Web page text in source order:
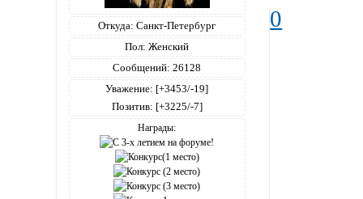
Откуда: Санкт-Петербург
Пол: Женский
Сообщений: 26128
Уважение: [+3453/-19]
Позитив: [+3225/-7]
Награды:
0